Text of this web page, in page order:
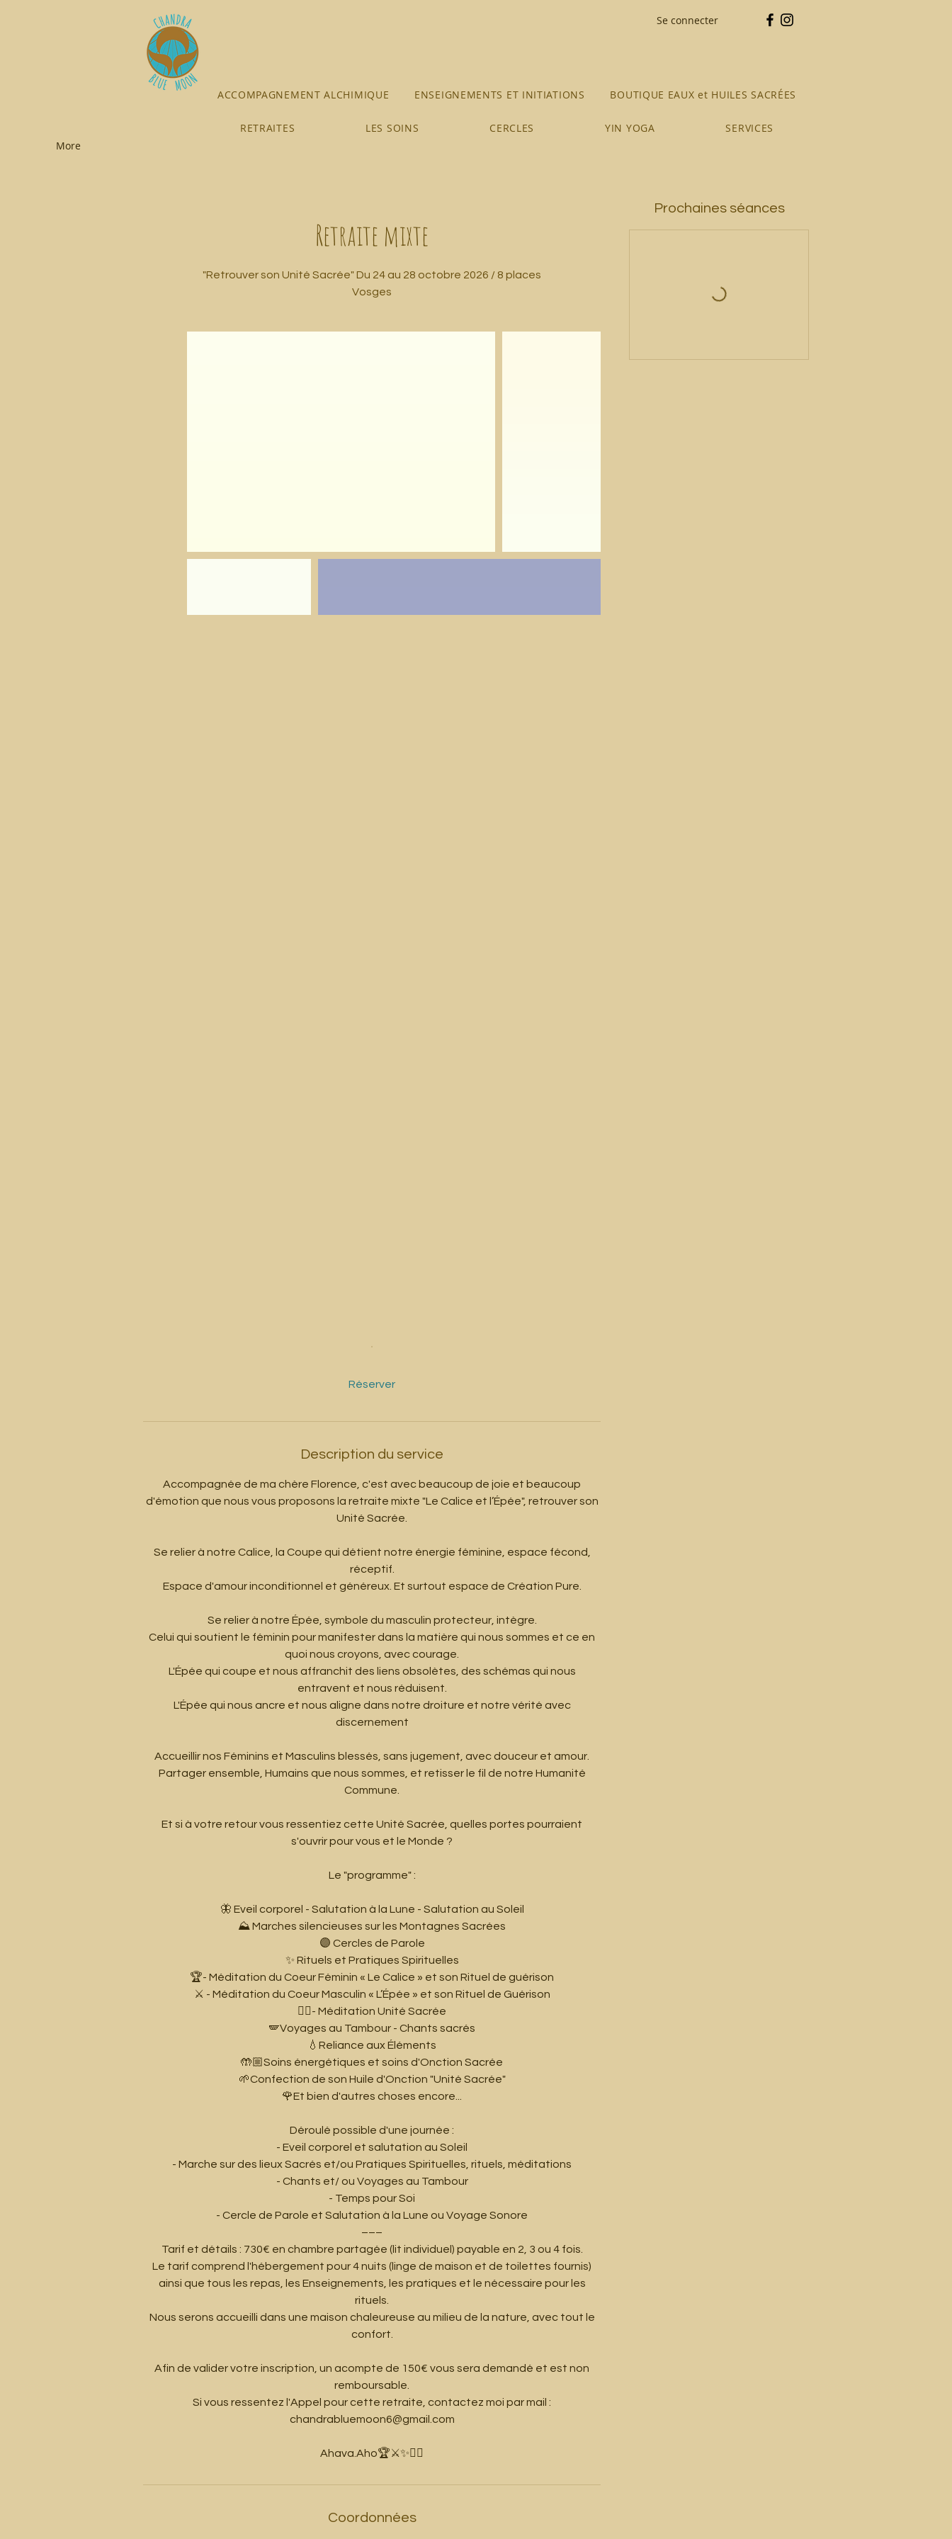
More
Se connecter
ACCOMPAGNEMENT ALCHIMIQUE ENSEIGNEMENTS ET INITIATIONS BOUTIQUE EAUX et HUILES SACRÉES
RETRAITES LES SOINS CERCLES YIN YOGA SERVICES
Retraite mixte
"Retrouver son Unité Sacrée" Du 24 au 28 octobre 2026 / 8 places
Vosges
Réserver
Description du service
Accompagnée de ma chère Florence, c'est avec beaucoup de joie et beaucoup
d'émotion que nous vous proposons la retraite mixte "Le Calice et l’Épée", retrouver son
Unité Sacrée.
Se relier à notre Calice, la Coupe qui détient notre énergie féminine, espace fécond,
réceptif.
Espace d'amour inconditionnel et généreux. Et surtout espace de Création Pure.
Se relier à notre Épée, symbole du masculin protecteur, intègre.
Celui qui soutient le féminin pour manifester dans la matière qui nous sommes et ce en
quoi nous croyons, avec courage.
L'Épée qui coupe et nous affranchit des liens obsolètes, des schémas qui nous
entravent et nous réduisent.
L'Épée qui nous ancre et nous aligne dans notre droiture et notre vérité avec
discernement
Accueillir nos Féminins et Masculins blessés, sans jugement, avec douceur et amour.
Partager ensemble, Humains que nous sommes, et retisser le fil de notre Humanité
Commune.
Et si à votre retour vous ressentiez cette Unité Sacrée, quelles portes pourraient
s'ouvrir pour vous et le Monde ?
Le "programme" :
🦋 Eveil corporel - Salutation à la Lune - Salutation au Soleil
⛰️ Marches silencieuses sur les Montagnes Sacrées
🟣 Cercles de Parole
✨ Rituels et Pratiques Spirituelles
🏆- Méditation du Coeur Féminin « Le Calice » et son Rituel de guérison
⚔️ - Méditation du Coeur Masculin « L’Épée » et son Rituel de Guérison
❤️‍🔥- Méditation Unité Sacrée
🪽Voyages au Tambour - Chants sacrés
💧Reliance aux Éléments
🤲🏼Soins énergétiques et soins d'Onction Sacrée
🌱Confection de son Huile d'Onction "Unité Sacrée"
🌹Et bien d'autres choses encore...
Déroulé possible d'une journée :
- Eveil corporel et salutation au Soleil
- Marche sur des lieux Sacrés et/ou Pratiques Spirituelles, rituels, méditations
- Chants et/ ou Voyages au Tambour
- Temps pour Soi
- Cercle de Parole et Salutation à la Lune ou Voyage Sonore
–––
Tarif et détails : 730€ en chambre partagée (lit individuel) payable en 2, 3 ou 4 fois.
Le tarif comprend l'hébergement pour 4 nuits (linge de maison et de toilettes fournis)
ainsi que tous les repas, les Enseignements, les pratiques et le nécessaire pour les
rituels.
Nous serons accueilli dans une maison chaleureuse au milieu de la nature, avec tout le
confort.
Afin de valider votre inscription, un acompte de 150€ vous sera demandé et est non
remboursable.
Si vous ressentez l'Appel pour cette retraite, contactez moi par mail :
chandrabluemoon6@gmail.com
Coordonnées
Prochaines séances